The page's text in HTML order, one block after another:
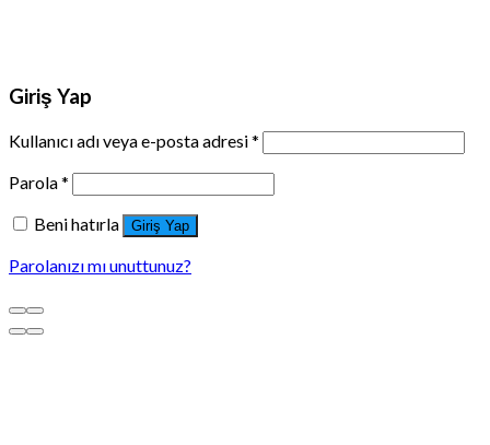
Giriş Yap
Kullanıcı adı veya e-posta adresi*
Parola*
Beni hatırla
Giriş Yap
Parolanızı mı unuttunuz?